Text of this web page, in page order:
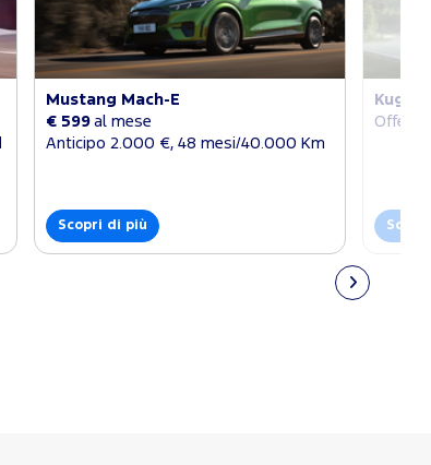
Mustang Mach-E
€ 599 al mese
Anticipo 2.000 €, 48 mesi/40.000 Km
Scopri di più
Kuga
Offerte